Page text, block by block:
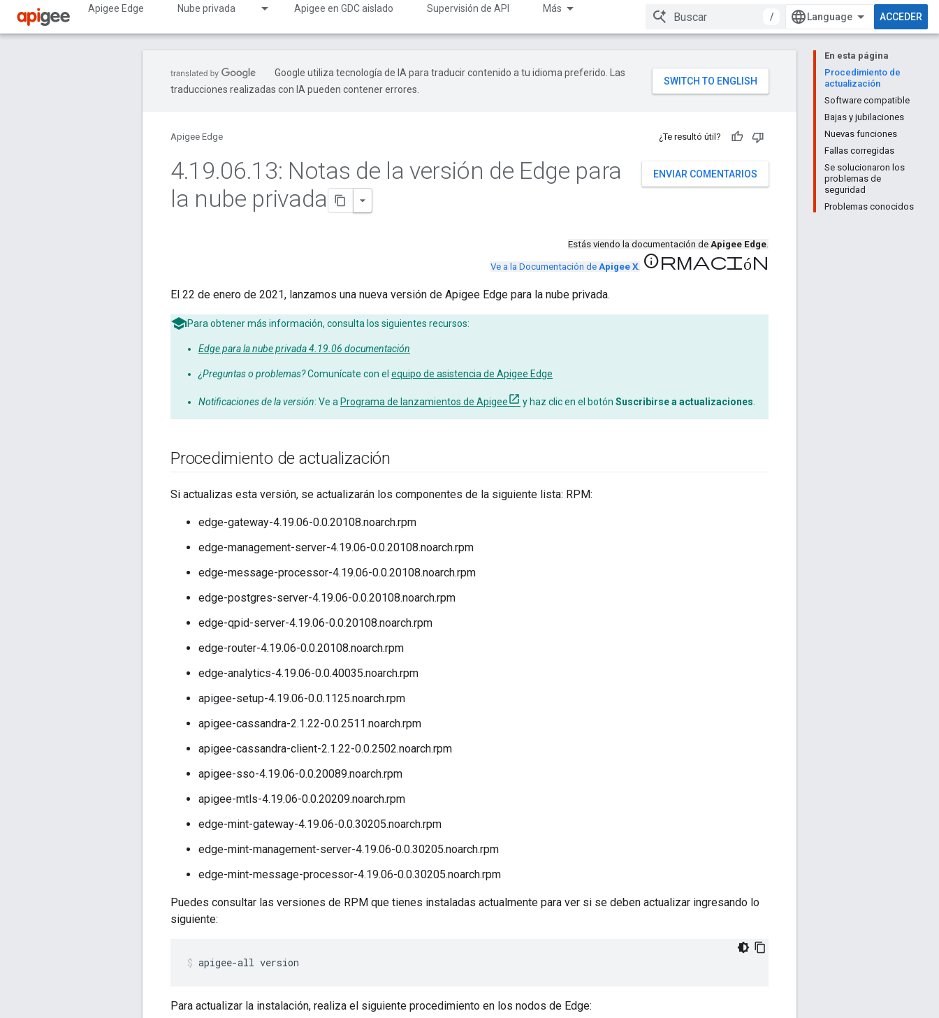
Apigee Edge Nube privada Apigee en GDC aislado Supervisión de API Más
/ ACCEDER
En esta página
Procedimiento de
actualización
Software compatible
Bajas y jubilaciones
Nuevas funciones
Fallas corregidas
Se solucionaron los
problemas de
seguridad
Problemas conocidos
Google utiliza tecnología de IA para traducir contenido a tu idioma preferido. Las
traducciones realizadas con IA pueden contener errores.
Apigee Edge ¿Te resultó útil?
ENVIAR COMENTARIOS
4.19.06.13: Notas de la versión de Edge para
la nube privada
Estás viendo la documentación de Apigee Edge.
Ve a la Documentación de Apigee X. información
El 22 de enero de 2021, lanzamos una nueva versión de Apigee Edge para la nube privada.
Para obtener más información, consulta los siguientes recursos:
Edge para la nube privada 4.19.06 documentación
¿Preguntas o problemas?Comunícate con el equipo de asistencia de Apigee Edge
Notificaciones de la versión: Ve a Programa de lanzamientos de Apigee y haz clic en el botón Suscribirse a actualizaciones
Procedimiento de actualización
Si actualizas esta versión, se actualizarán los componentes de la siguiente lista: RPM:
edge-gateway-4.19.06-0.0.20108.noarch.rpm
edge-management-server-4.19.06-0.0.20108.noarch.rpm
edge-message-processor-4.19.06-0.0.20108.noarch.rpm
edge-postgres-server-4.19.06-0.0.20108.noarch.rpm
edge-qpid-server-4.19.06-0.0.20108.noarch.rpm
edge-router-4.19.06-0.0.20108.noarch.rpm
edge-analytics-4.19.06-0.0.40035.noarch.rpm
apigee-setup-4.19.06-0.0.1125.noarch.rpm
apigee-cassandra-2.1.22-0.0.2511.noarch.rpm
apigee-cassandra-client-2.1.22-0.0.2502.noarch.rpm
apigee-sso-4.19.06-0.0.20089.noarch.rpm
apigee-mtls-4.19.06-0.0.20209.noarch.rpm
edge-mint-gateway-4.19.06-0.0.30205.noarch.rpm
edge-mint-management-server-4.19.06-0.0.30205.noarch.rpm
edge-mint-message-processor-4.19.06-0.0.30205.noarch.rpm
Puedes consultar las versiones de RPM que tienes instaladas actualmente para ver si se deben actualizar ingresando lo
siguiente:
apigee-all version
Para actualizar la instalación, realiza el siguiente procedimiento en los nodos de Edge: